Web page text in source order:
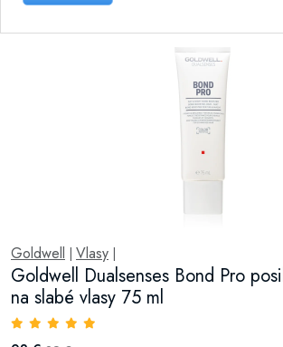
Goldwell Vlasy
Goldwell Dualsenses Bond Pro
na slabé vlasy 75 ml